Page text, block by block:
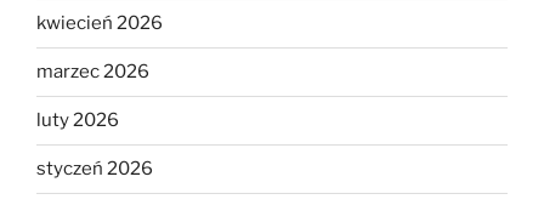
kwiecień 2026
marzec 2026
luty 2026
styczeń 2026